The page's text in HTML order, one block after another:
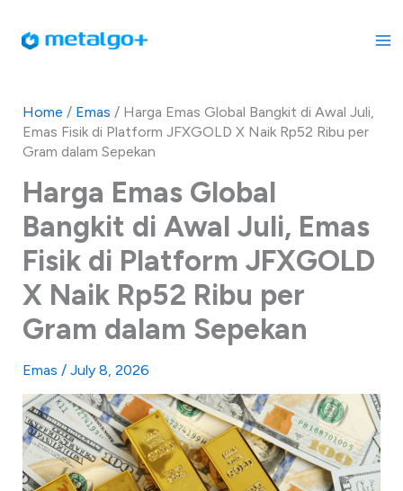
Home / Emas / Harga Emas Global Bangkit di Awal Juli,
Emas Fisik di Platform JFXGOLD X Naik Rp52 Ribu per
Gram dalam Sepekan
Harga Emas Global
Bangkit di Awal Juli, Emas
Fisik di Platform JFXGOLD
X Naik Rp52 Ribu per
Gram dalam Sepekan
Emas / July 8, 2026